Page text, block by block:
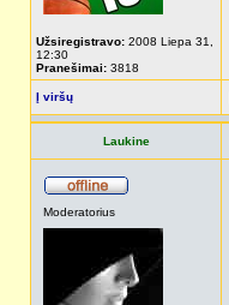
Užsiregistravo: 2008 Liepa 31,
12:30
Pranešimai: 3818
Į viršų
Laukine
Moderatorius